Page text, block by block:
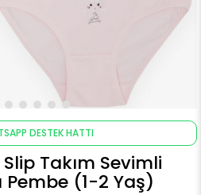
DESTEK HATTI
Takım Sevimli
Pembe (1-2 Yaş)